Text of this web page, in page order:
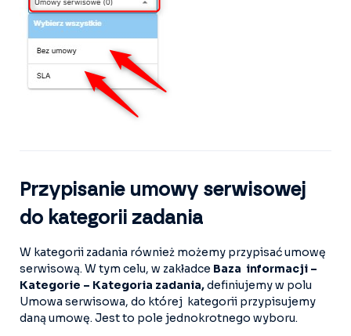
Przypisanie umowy serwisowej
do kategorii zadania
W kategorii zadania również możemy przypisać umowę
serwisową. W tym celu, w zakładce Baza informacji –
Kategorie – Kategoria zadania,definiujemy w polu
Umowa serwisowa, do której kategorii przypisujemy
daną umowę. Jest to pole jednokrotnego wyboru.